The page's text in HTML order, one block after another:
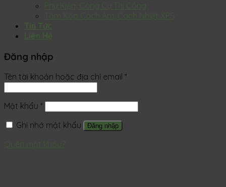
Tấm Xốp Cách Âm, Cách Nhiệt XPS
Đăng nhập
Tên tài khoản hoặc địa chỉ email *
Mật khẩu *
Ghi nhớ mật khẩu
Đăng nhập
Quên mật khẩu?